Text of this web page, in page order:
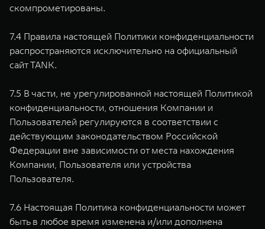
скомпрометированы.
7.4 Правила настоящей Политики конфиденциальности
распространяются исключительно на официальный
сайт TANK.
7.5 В части, не урегулированной настоящей Политикой
конфиденциальности, отношения Компании и
Пользователей регулируются в соответствии с
действующим законодательством Российской
Федерации вне зависимости от места нахождения
Компании, Пользователя или устройства
Пользователя.
7.6 Настоящая Политика конфиденциальности может
быть в любое время изменена и/или дополнена